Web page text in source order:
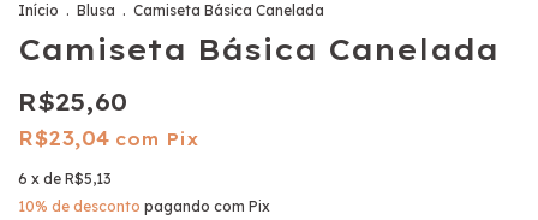
Início . Blusa . Camiseta Básica Canelada
Camiseta Básica Canelada
R$25,60
R$23,04 com Pix
6 x de R$5,13
10% de desconto pagando com Pix